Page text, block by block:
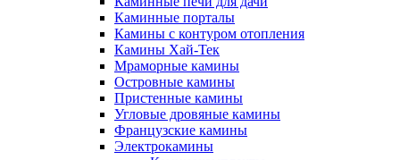
Каминные порталы
Камины с контуром отопления
Камины Хай-Тек
Мраморные камины
Островные камины
Пристенные камины
Угловые дровяные камины
Французские камины
Электрокамины